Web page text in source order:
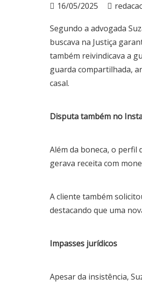
16/05/2025
Segundo a advogada
buscava na Justiça
também reivindicava a
guarda compartilhada,
casal.
Disputa também no
Além da boneca, o perfil
gerava receita com
A cliente também
destacando que uma
Impasses jurídicos
Apesar da insistência,